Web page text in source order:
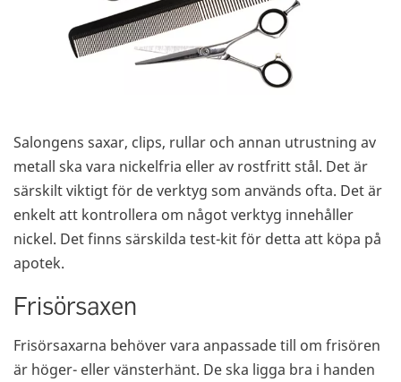
Salongens saxar, clips, rullar och annan utrustning av
metall ska vara nickelfria eller av rostfritt stål. Det är
särskilt viktigt för de verktyg som används ofta. Det är
enkelt att kontrollera om något verktyg innehåller
nickel. Det finns särskilda test-kit för detta att köpa på
apotek.
Frisörsaxen
Frisörsaxarna behöver vara anpassade till om frisören
är höger- eller vänsterhänt. De ska ligga bra i handen